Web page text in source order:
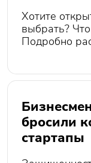
Хотите
выбрать?
Подробно
бросили
стартапы